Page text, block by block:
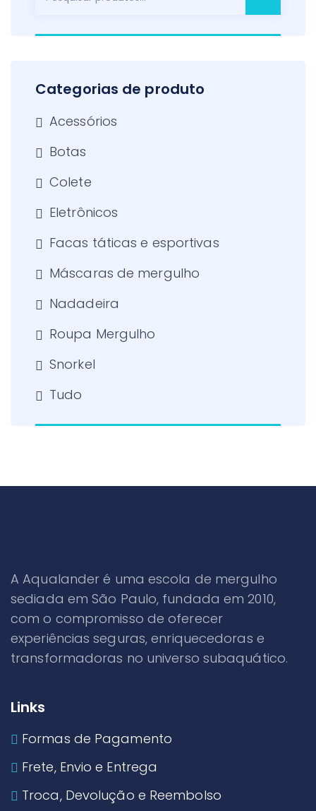
Categorias de produto
Acessórios
Botas
Colete
Eletrônicos
Facas táticas e esportivas
Máscaras de mergulho
Nadadeira
Roupa Mergulho
Snorkel
Tudo
A Aqualander é uma escola de mergulho
sediada em São Paulo, fundada em 2010,
com o compromisso de oferecer
experiências seguras, enriquecedoras e
transformadoras no universo subaquático.
Links
Formas de Pagamento
Frete, Envio e Entrega
Troca, Devolução e Reembolso